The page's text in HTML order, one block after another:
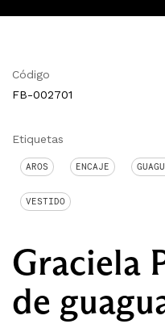
Código
FB-002701
Etiquetas
AROS ENCAJE
VESTIDO
Graciela
de